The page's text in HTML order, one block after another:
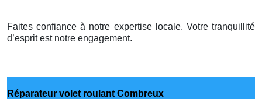
Faites confiance à notre expertise locale. Votre tranquillité
d’esprit est notre engagement.
Réparateur volet roulant Combreux